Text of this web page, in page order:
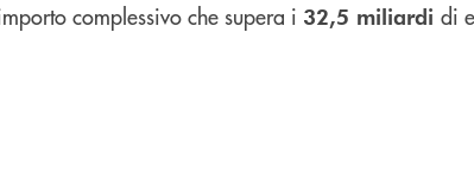
complessivo che supera i 32,5 miliardi di